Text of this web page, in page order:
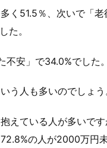
く51.5％、次いで「
た。
安」で34.0%でした。
う人も多いのでしょう
えている人が多いで
の人が2000万円